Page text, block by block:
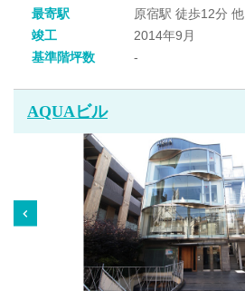
最寄駅
原宿駅 徒歩12分 他
竣工
2014年9月
基準階坪数
-
AQUAビル